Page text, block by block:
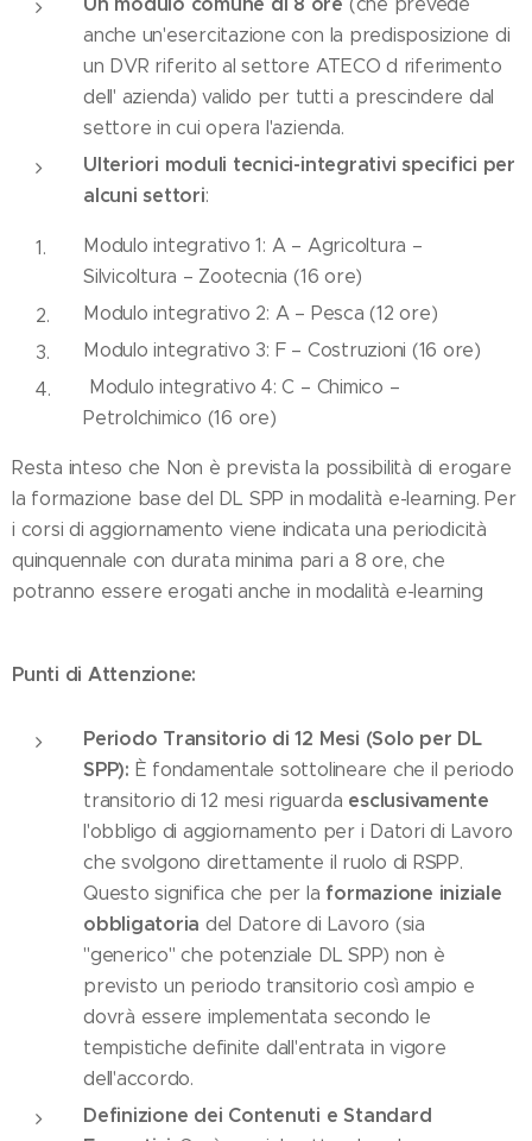
anche un'esercitazione con la predisposizione di
un DVR riferito al settore ATECO d riferimento
dell' azienda) valido per tutti a prescindere dal
settore in cui opera l'azienda.
Ulteriori moduli tecnici-integrativi specifici per
alcuni settori:
Modulo integrativo 1: A – Agricoltura –
Silvicoltura – Zootecnia (16 ore)
Modulo integrativo 2: A – Pesca (12 ore)
Modulo integrativo 3: F – Costruzioni (16 ore)
Modulo integrativo 4: C – Chimico –
Petrolchimico (16 ore)
Resta inteso che Non è prevista la possibilità di erogare
la formazione base del DL SPP in modalità e-learning. Per
i corsi di aggiornamento viene indicata una periodicità
quinquennale con durata minima pari a 8 ore, che
potranno essere erogati anche in modalità e-learning
Punti di Attenzione:
Periodo Transitorio di 12 Mesi (Solo per DL
SPP): È fondamentale sottolineare che il periodo
transitorio di 12 mesi riguarda esclusivamente
l'obbligo di aggiornamento per i Datori di Lavoro
che svolgono direttamente il ruolo di RSPP.
Questo significa che per la formazione iniziale
obbligatoria del Datore di Lavoro (sia
"generico" che potenziale DL SPP) non è
previsto un periodo transitorio così ampio e
dovrà essere implementata secondo le
tempistiche definite dall'entrata in vigore
dell'accordo.
Definizione dei Contenuti e Standard